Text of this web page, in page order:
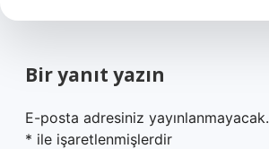
Bir yanıt yazın
E-posta adresiniz yayınlanmayacak.
* ile işaretlenmişlerdir